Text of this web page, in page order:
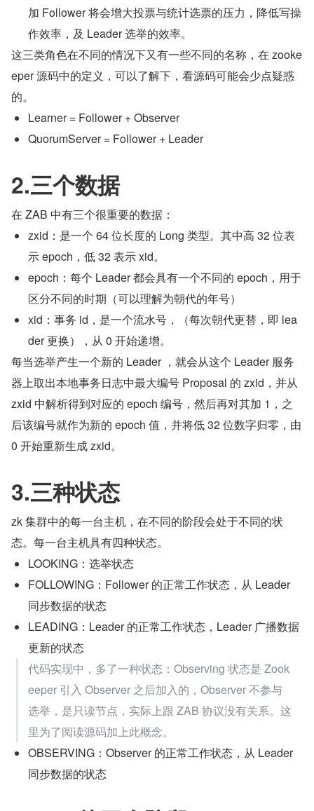
加 Follower 将会增大投票与统计选票的压力，降低写操
作效率，及 Leader 选举的效率。
这三类角色在不同的情况下又有一些不同的名称，在 zooke
eper 源码中的定义，可以了解下，看源码可能会少点疑惑
的。
Learner = Follower + Observer
QuorumServer = Follower + Leader
2.三个数据
在 ZAB 中有三个很重要的数据：
zxid：是一个 64 位长度的 Long 类型。其中高 32 位表
示 epoch，低 32 表示 xid。
epoch：每个 Leader 都会具有一个不同的 epoch，用于
区分不同的时期（可以理解为朝代的年号）
xid：事务 id，是一个流水号，（每次朝代更替，即 lea
der 更换），从 0 开始递增。
每当选举产生一个新的 Leader ，就会从这个 Leader 服务
器上取出本地事务日志中最大编号 Proposal 的 zxid，并从
zxid 中解析得到对应的 epoch 编号，然后再对其加 1，之
后该编号就作为新的 epoch 值，并将低 32 位数字归零，由
0 开始重新生成 zxid。
3.三种状态
zk 集群中的每一台主机，在不同的阶段会处于不同的状
态。每一台主机具有四种状态。
LOOKING：选举状态
FOLLOWING：Follower 的正常工作状态，从 Leader
同步数据的状态
LEADING：Leader 的正常工作状态，Leader 广播数据
更新的状态
代码实现中，多了一种状态：Observing 状态是 Zook
eeper 引入 Observer 之后加入的，Observer 不参与
选举，是只读节点，实际上跟 ZAB 协议没有关系。这
里为了阅读源码加上此概念。
OBSERVING：Observer 的正常工作状态，从 Leader
同步数据的状态